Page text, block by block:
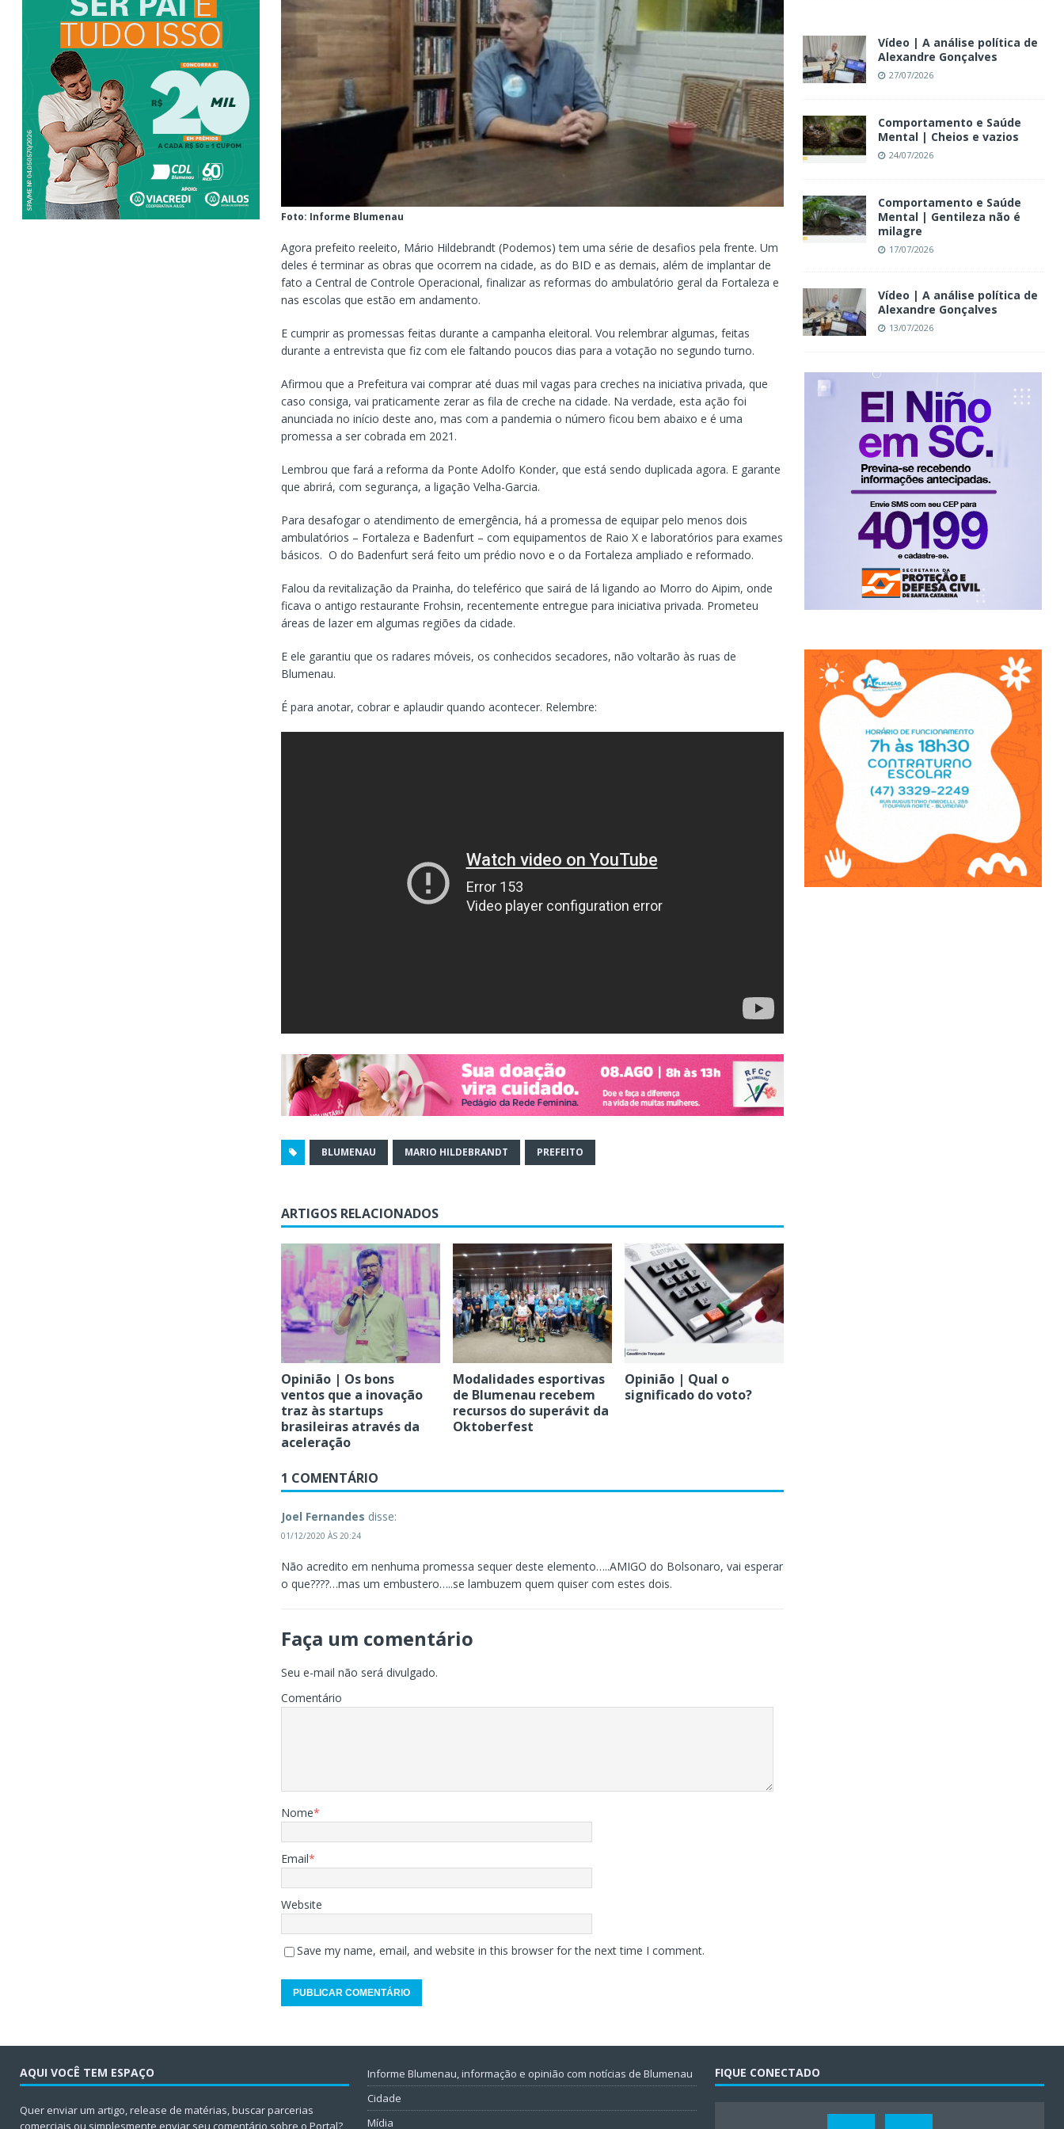
Foto: Informe Blumenau
Agora prefeito reeleito, Mário Hildebrandt (Podemos) tem uma série de desafios pela frente. Um
deles é terminar as obras que ocorrem na cidade, as do BID e as demais, além de implantar de
fato a Central de Controle Operacional, finalizar as reformas do ambulatório geral da Fortaleza e
nas escolas que estão em andamento.
E cumprir as promessas feitas durante a campanha eleitoral. Vou relembrar algumas, feitas
durante a entrevista que fiz com ele faltando poucos dias para a votação no segundo turno.
Afirmou que a Prefeitura vai comprar até duas mil vagas para creches na iniciativa privada, que
caso consiga, vai praticamente zerar as fila de creche na cidade. Na verdade, esta ação foi
anunciada no início deste ano, mas com a pandemia o número ficou bem abaixo e é uma
promessa a ser cobrada em 2021.
Lembrou que fará a reforma da Ponte Adolfo Konder, que está sendo duplicada agora. E garante
que abrirá, com segurança, a ligação Velha-Garcia.
Para desafogar o atendimento de emergência, há a promessa de equipar pelo menos dois
ambulatórios – Fortaleza e Badenfurt – com equipamentos de Raio X e laboratórios para exames
básicos. O do Badenfurt será feito um prédio novo e o da Fortaleza ampliado e reformado.
Falou da revitalização da Prainha, do teleférico que sairá de lá ligando ao Morro do Aipim, onde
ficava o antigo restaurante Frohsin, recentemente entregue para iniciativa privada. Prometeu
áreas de lazer em algumas regiões da cidade.
E ele garantiu que os radares móveis, os conhecidos secadores, não voltarão às ruas de
Blumenau.
É para anotar, cobrar e aplaudir quando acontecer. Relembre:
BLUMENAU MARIO HILDEBRANDT PREFEITO
ARTIGOS RELACIONADOS
Opinião | Os bons
ventos que a inovação
traz às startups
brasileiras através da
aceleração
Modalidades esportivas
de Blumenau recebem
recursos do superávit da
Oktoberfest
Opinião | Qual o
significado do voto?
1 COMENTÁRIO
Joel Fernandes disse:
01/12/2020 ÀS 20:24
Não acredito em nenhuma promessa sequer deste elemento…..AMIGO do Bolsonaro, vai esperar
o que????…mas um embustero…..se lambuzem quem quiser com estes dois.
Faça um comentário
Seu e-mail não será divulgado.
Comentário
Nome*
Email*
Website
Save my name, email, and website in this browser for the next time I comment.
Vídeo | A análise política de
Alexandre Gonçalves
27/07/2026
Comportamento e Saúde
Mental | Cheios e vazios
24/07/2026
Comportamento e Saúde
Mental | Gentileza não é
milagre
17/07/2026
Vídeo | A análise política de
Alexandre Gonçalves
13/07/2026
AQUI VOCÊ TEM ESPAÇO
Quer enviar um artigo, release de matérias, buscar parcerias
comerciais ou simplesmente enviar seu comentário sobre o Portal?
Informe Blumenau, informação e opinião com notícias de Blumenau
Cidade
Mídia
FIQUE CONECTADO